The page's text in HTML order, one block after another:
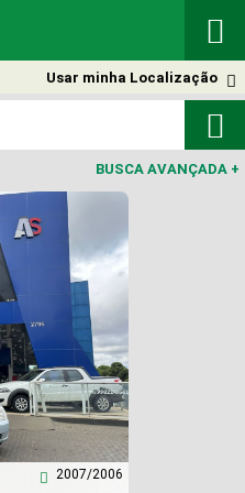


Usar minha Localização

BUSCA AVANÇADA +
2007/2006
